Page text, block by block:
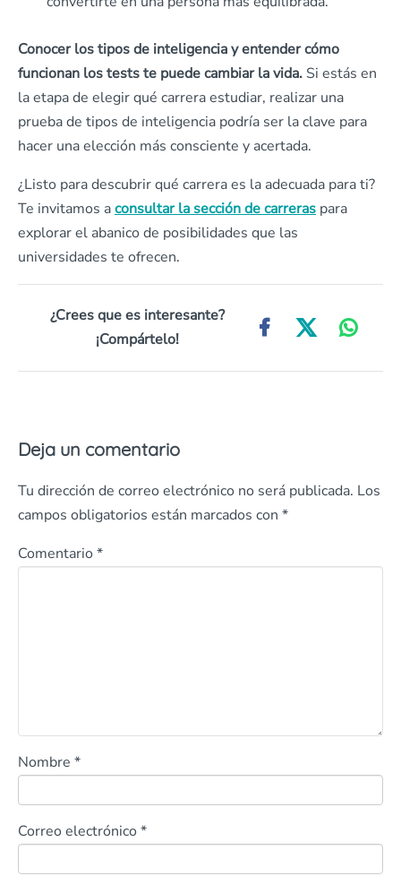
Conocer los tipos de inteligencia y entender cómo
funcionan los tests te puede cambiar la vida. Si estás en
la etapa de elegir qué carrera estudiar, realizar una
prueba de tipos de inteligencia podría ser la clave para
hacer una elección más consciente y acertada.
¿Listo para descubrir qué carrera es la adecuada para ti?
Te invitamos aconsultar la sección de carreras para
explorar el abanico de posibilidades que las
universidades te ofrecen.
¿Crees que es interesante?
¡Compártelo!
Deja un comentario
Tu dirección de correo electrónico no será publicada. Los
campos obligatorios están marcados con *
Comentario *
Nombre *
Correo electrónico *